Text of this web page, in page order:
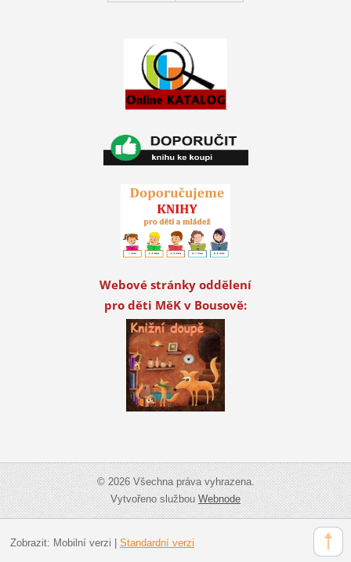
Webové stránky oddělení
pro děti MěK v Bousově:
© 2026 Všechna práva vyhrazena.
Vytvořeno službouWebnode
Zobrazit: Mobilní verzi Standardní verzi